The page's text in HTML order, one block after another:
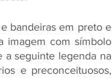
bandeiras em preto e
imagem com símbolo
a seguinte legenda na
e preconceituosos,